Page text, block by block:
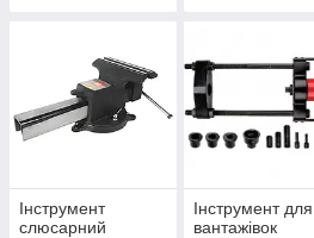
Інструмент
слюсарний
Інструмент для
вантажівок